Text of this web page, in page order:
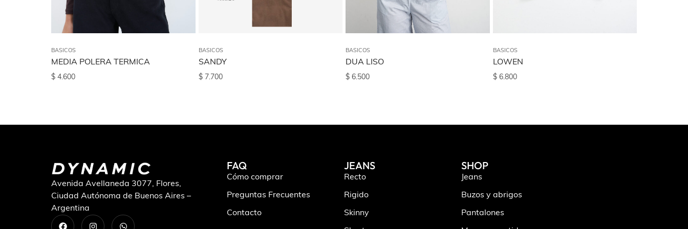
BASICOS
MEDIA POLERA TERMICA
$ 4.600
BASICOS
SANDY
$7.700
BASICOS
DUA LISO
$ 6.500
BASICOS
LOWEN
$6.800
Avenida Avellaneda 3077, Flores,
Ciudad Autónoma de Buenos Aires –
Argentina
FAQ
Cómo comprar
Preguntas Frecuentes
Contacto
JEANS
Recto
Rigido
Skinny
SHOP
Jeans
Buzos y abrigos
Pantalones